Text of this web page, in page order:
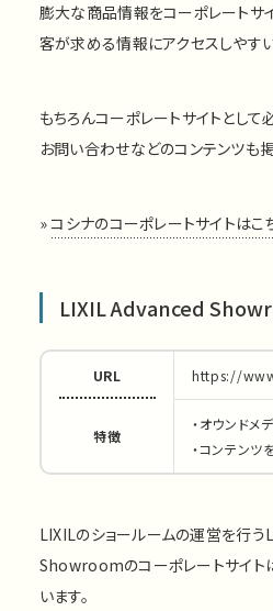
膨大な商品情報をコーポレートサ
客が求める情報にアクセスしやす
もちろんコーポレートサイトとし
お問い合わせなどのコンテンツも
»コシナのコーポレートサイトはこ
LIXIL Advanced
URL https://
特徴
・オウンドメ
・コンテンツ
LIXILのショールームの運営を行
Showroomのコーポレートサイト
います。